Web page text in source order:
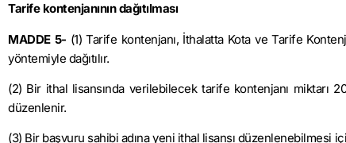
Tarife kontenjanının dağıtılması
MADDE 5- (1) Tarife kontenjanı, İthalatta Kota ve Tarife
yöntemiyle dağıtılır.
(2) Bir ithal lisansında verilebilecek tarife kontenjanı
düzenlenir.
(3) Bir başvuru sahibi adına yeni ithal lisansı düzenlenebilmesi